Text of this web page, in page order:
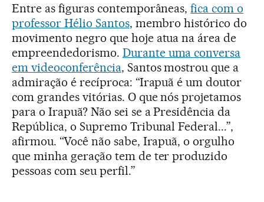
Entre as figuras contemporâneas,fica com o
professor Hélio Santos, membro histórico do
movimento negro que hoje atua na área de
empreendedorismo. Durante uma conversa
em videoconferência, Santos mostrou que a
admiração é recíproca: “Irapuã é um doutor
com grandes vitórias. O que nós projetamos
para o Irapuã? Não sei se a Presidência da
República, o Supremo Tribunal Federal...”,
afirmou. “Você não sabe, Irapuã, o orgulho
que minha geração tem de ter produzido
pessoas com seu perfil.”